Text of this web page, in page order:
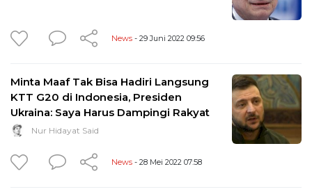
News - 29 Juni 2022 09:56
Minta Maaf Tak Bisa Hadiri Langsung
KTT G20 di Indonesia, Presiden
Ukraina: Saya Harus Dampingi Rakyat
Nur Hidayat Said
News - 28 Mei 2022 07:58